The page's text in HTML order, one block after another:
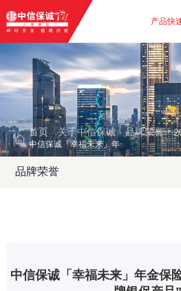
产品快
首页 · 关于中信保诚 · 品牌荣誉 ·
中信保诚「幸福未来」年金保险计划B款
品牌荣誉
中信保诚「幸福未来」年金保